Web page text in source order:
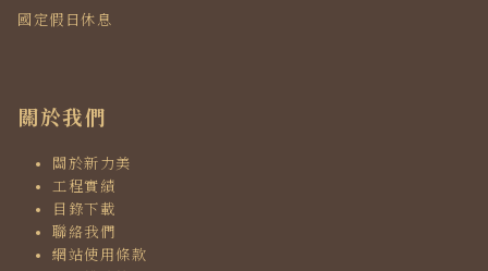
國定假日休息
關於我們
關於新力美
工程實績
目錄下載
聯絡我們
網站使用條款